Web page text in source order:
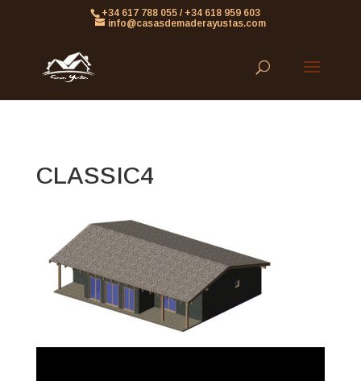
861613063953479
+34 617 788 055 / +34 618 959 603
info@casasdemaderayustas.com
CLASSIC4